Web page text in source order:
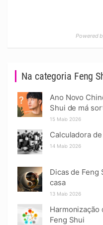
Na categoria Feng
Ano Novo
Shui de má
15 Maio 2026
Calculadora
14 Maio 2026
Dicas de Feng
casa
13 Maio 2026
Harmonização
Feng Shui
Powered